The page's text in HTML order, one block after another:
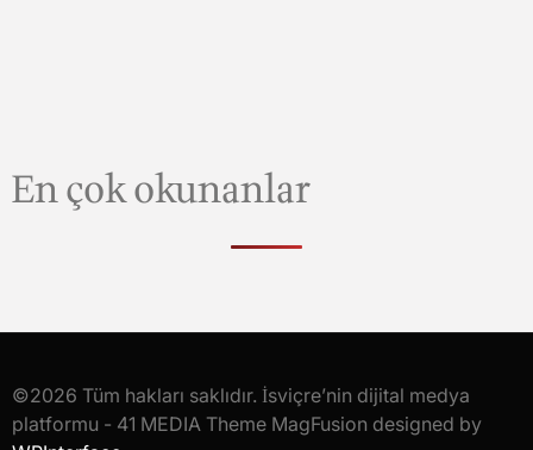
En çok okunanlar
©2026 Tüm hakları saklıdır. İsviçre’nin dijital medya
platformu - 41 MEDIA Theme MagFusion designed by